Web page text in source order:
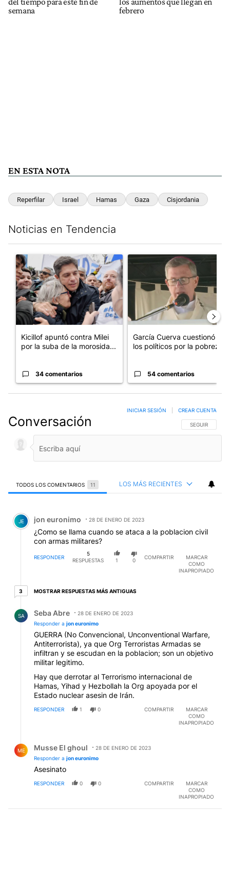
semana
febrero
EN ESTA NOTA
Reperfilar Israel Hamas Gaza Cisjordania
Noticias en Tendencia
Un artículo de tendencia con el título "Kicillof apuntó contra
Kicillof apuntó contra Milei
por la suba de la morosida...
34 comentarios
Un artículo de tendencia con
García Cuerva cuestionó a
los políticos por la pobreza
54 comentarios
Conversación SIGA ESTA
SEGUIR
INICIAR SESIÓN CREAR CUENTA
TODOS LOS COMENTARIOS 11 LOS MÁS RECIENTES
Comentario de jon euronimo.
JE jon euronimo 28 DE ENERO DE 2023
¿Como se llama cuando se ataca a la poblacion civil
con armas militares?
RESPONDER
5
RESPUESTAS
1 0
COMPARTIR
MARCAR
COMO
INAPROPIADO
33 respuestas más antiguas
MOSTRAR RESPUESTAS MÁS ANTIGUAS
SA Seba Abre
28 DE ENERO DE 2023
Responder a jon euronimo
GUERRA (No Convencional, Unconventional Warfare,
Antiterrorista), ya que Org Terroristas Armadas se
infiltran y se escudan en la poblacion; son un objetivo
militar legitimo.
Hay que derrotar al Terrorismo internacional de
Hamas, Yihad y Hezbollah la Org apoyada por el
Estado nuclear asesin de Irán.
RESPONDER 1 0 COMPARTIR
MARCAR
COMO
INAPROPIADO
ME Musse El ghoul
28 DE ENERO DE 2023
Responder a jon euronimo
Asesinato
RESPONDER 0 0 COMPARTIR
MARCAR
COMO
INAPROPIADO